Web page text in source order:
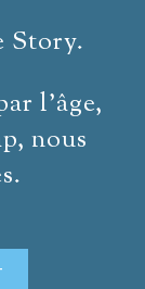
Story.
l’âge,
nous